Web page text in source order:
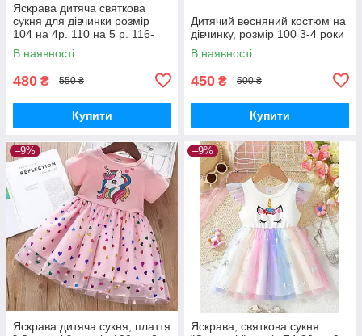
Яскрава дитяча святкова
сукня для дівчинки розмір
104 на 4р. 110 на 5 р. 116-
122 на 6-7р.
В наявності
480 ₴ 550 ₴
Купити
Дитячий весняний костюм на
дівчинку, розмір 100 3-4 роки
В наявності
450 ₴ 500 ₴
Купити
–9%
Яскрава дитяча сукня, плаття
–9%
Яскрава, святкова сукня